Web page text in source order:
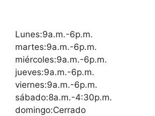
Lunes:9a.m.-6p.m.
martes:9a.m.-6p.m.
miércoles:9a.m.-6p.m.
jueves:9a.m.-6p.m.
viernes:9a.m.-6p.m.
sábado:8a.m.-4:30p.m.
domingo:Cerrado